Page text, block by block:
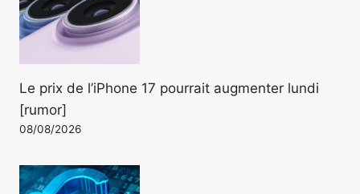
Le prix de l’iPhone 17 pourrait augmenter lundi
[rumor]
08/08/2026